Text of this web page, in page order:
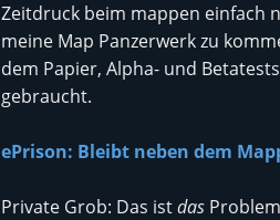
Zeitdruck beim mappen einfach
meine Map Panzerwerk zu
dem Papier, Alpha- und
gebraucht.
ePrison: Bleibt neben dem
Private Grob: Das istdas